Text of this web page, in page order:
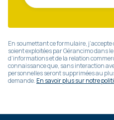
En soumettant ce formulaire,
soient exploitées par Gérancimo dans
d’informations et de la relation
connaissance que, sans interaction
personnelles seront supprimées au
demande. En savoir plus sur notre